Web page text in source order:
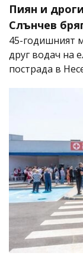
Пиян и
Слънчев
45-годишният
друг водач на
пострада в